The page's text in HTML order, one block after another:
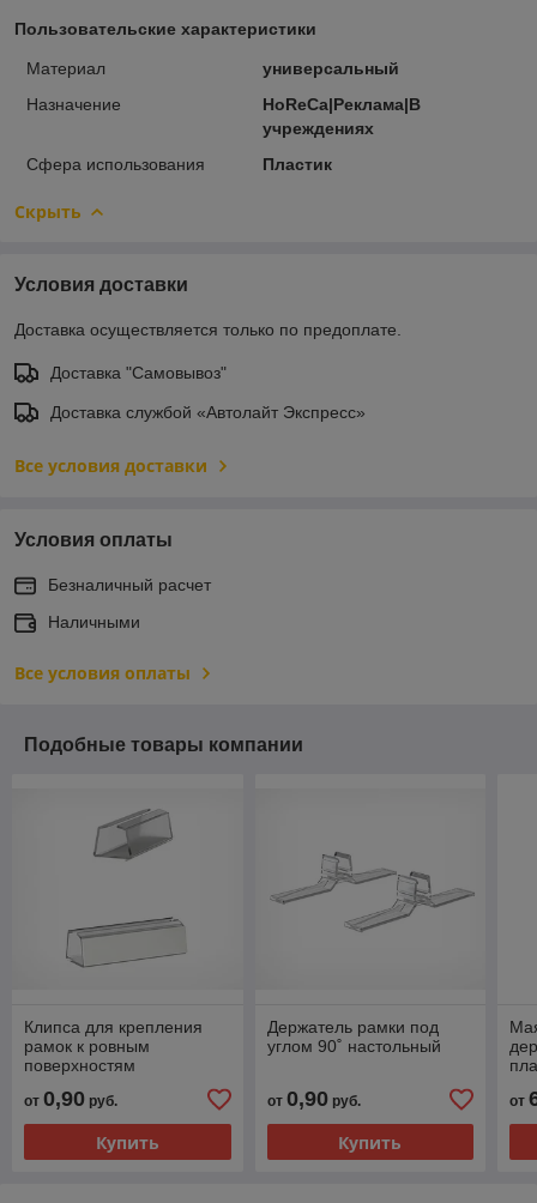
Пользовательские характеристики
Материал
универсальный
Назначение
HoReCa|Реклама|В
учреждениях
Сфера использования
Пластик
Скрыть
Условия доставки
Доставка осуществляется только по предоплате.
Доставка "Самовывоз"
Доставка службой «Автолайт Экспресс»
Все условия доставки
Условия оплаты
Безналичный расчет
Наличными
Все условия оплаты
Подобные товары компании
Клипса для крепления
рамок к ровным
поверхностям
от 0,90 руб.
Купить
Держатель рамки под
углом 90˚ настольный
от 0,90руб.
Купить
от